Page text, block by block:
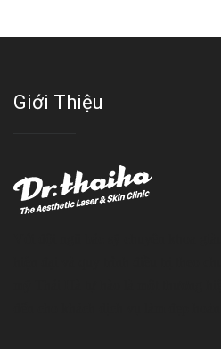
Giới Thiệu